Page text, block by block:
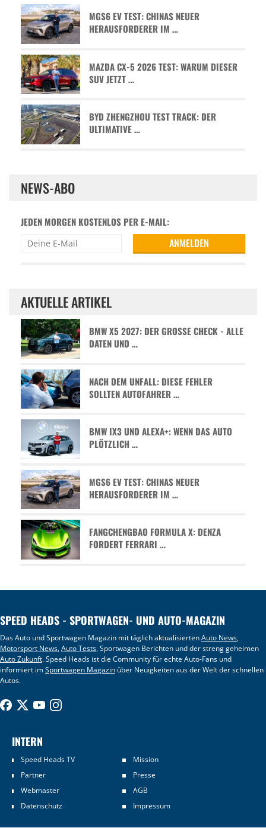
MGS6 EV TEST: CHINAS NEUER
HERAUSFORDERER IM …
MAZDA CX-5 2026 TEST: WARUM DIESER
SUV JETZT …
BYD ZHENGZHOU TEST TRACK: DER
ULTIMATIVE …
NEWS-ABO
JEDEN MORGEN KOSTENLOS PER E-MAIL:
AKTUELLE ARTIKEL
BMW X5 2027: DER GROSSE CHECK - ALLE D
ATEN UND …
NACH DEM UNFALL: DIESE FEHLER
SOLLTEN AUTOFAHRER …
BMW IX3 UND ALEXA+: WENN DAS AUTO
PLÖTZLICH …
MGS6 EV TEST: CHINAS NEUER
HERAUSFORDERER IM …
FANGCHENGBAO FORMULA X: DENZA
FORDERT FERRARI …
SPEED HEADS - SPORTWAGEN- UND AUTO-MAGAZIN
Das Auto und Sportwagen Magazin mit täglich aktualisiertenAuto News,
Motorsport News,Auto Tests, Sportwagen Berichten und der streng geheimen
Auto Zukunft. Speed Heads ist die Community für echte Auto-Fans und
informiert imSportwagen Magazin über Neuigkeiten aus der Welt der schnellen
Autos.
INTERN
Speed Heads TV
Mission
Partner
Presse
Webmaster
AGB
Datenschutz
Impressum